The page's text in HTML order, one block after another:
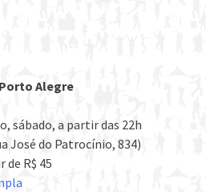
Porto Alegre
sábado, a partir das 22h
José do Patrocínio, 834)
de R$ 45